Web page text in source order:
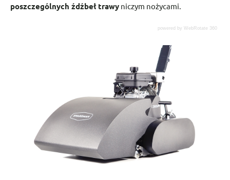
poszczególnych źdźbeł trawy niczym nożycami.